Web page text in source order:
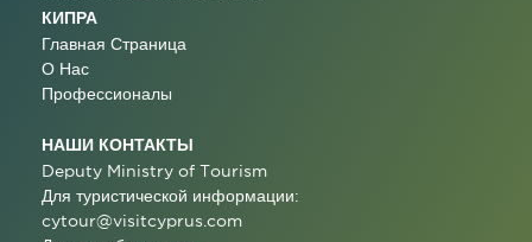
КИПРА
Главная Страница
О Нас
Профессионалы
НАШИ КОНТАКТЫ
Deputy Ministry of Tourism
Для туристической информации:
cytour@visitcyprus.com